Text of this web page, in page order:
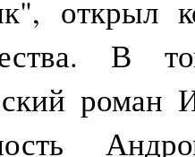
открыл
В
роман